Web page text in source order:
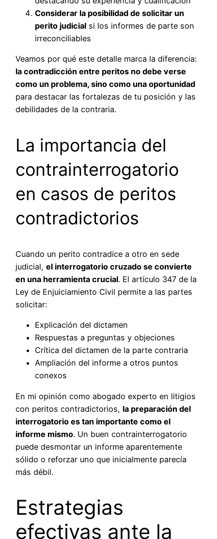
Considerar la posibilidad de solicitar un
perito judicial si los informes de parte son
irreconciliables
Veamos por qué este detalle marca la diferencia:
la contradicción entre peritos no debe verse
como un problema, sino como una oportunidad
para destacar las fortalezas de tu posición y las
debilidades de la contraria.
La importancia del
contrainterrogatorio
en casos de peritos
contradictorios
Cuando un perito contradice a otro en sede
judicial, el interrogatorio cruzado se convierte
en una herramienta crucial. El artículo 347 de la
Ley de Enjuiciamiento Civil permite a las partes
solicitar:
Explicación del dictamen
Respuestas a preguntas y objeciones
Crítica del dictamen de la parte contraria
Ampliación del informe a otros puntos
conexos
En mi opinión como abogado experto en litigios
con peritos contradictorios, la preparación del
interrogatorio es tan importante como el
informe mismo. Un buen contrainterrogatorio
puede desmontar un informe aparentemente
sólido o reforzar uno que inicialmente parecía
más débil.
Estrategias
efectivas ante la